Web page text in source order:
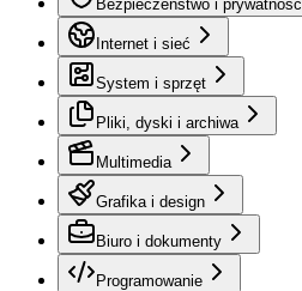
Bezpieczeństwo i prywatność
Internet i sieć
System i sprzęt
Pliki, dyski i archiwa
Multimedia
Grafika i design
Biuro i dokumenty
Programowanie